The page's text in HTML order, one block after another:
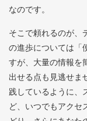
なのです。
そこで頼れるのが、
の進歩については「
すが、大量の情報を
出せる点も見逃せま
践しているように、
ど、いつでもアクセ